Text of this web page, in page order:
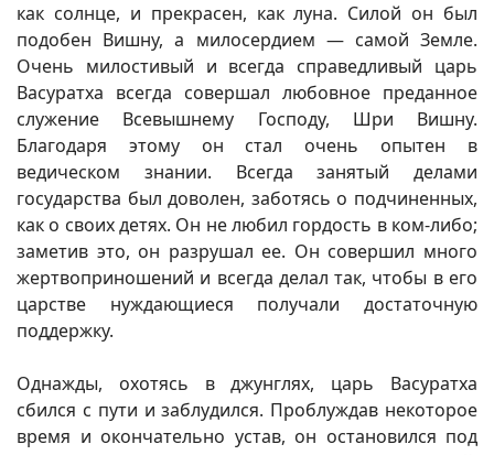
как солнце, и прекрасен, как луна. Силой он был
подобен Вишну, а милосердием — самой Земле.
Очень милостивый и всегда справедливый царь
Васуратха всегда совершал любовное преданное
служение Всевышнему Господу, Шри Вишну.
Благодаря этому он стал очень опытен в
ведическом знании. Всегда занятый делами
государства был доволен, заботясь о подчиненных,
как о своих детях. Он не любил гордость в ком-либо;
заметив это, он разрушал ее. Он совершил много
жертвоприношений и всегда делал так, чтобы в его
царстве нуждающиеся получали достаточную
поддержку.
Однажды, охотясь в джунглях, царь Васуратха
сбился с пути и заблудился. Проблуждав некоторое
время и окончательно устав, он остановился под